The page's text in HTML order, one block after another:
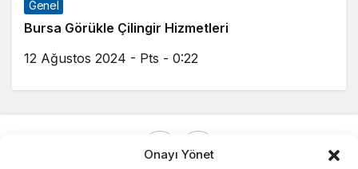
Onayı Yönet
Genel
Bursa Görükle Çilingir Hizmetleri
12 Ağustos 2024 - Pts - 0:22